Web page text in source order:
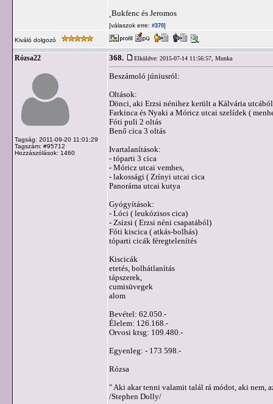
˛Bukfenc és Jeromos
[válaszok erre: #370]
Kiváló dolgozó
Rózsa22
Tagság: 2011-09-20 11:01:29
Tagszám: #95712
Hozzászólások: 1460
368. Elküldve: 2015-07-14 11:56:57, Munka
Beszámoló júniusról:
Oltások:
Dönci, aki Erzsi nénihez került a Kálvária utcából
Farkinca és Nyaki a Móricz utcai szelídek (
Fóti puli 2 oltás
Benő cica 3 oltás
Ivartalanítások:
- tóparti 3 cica
- Móricz utcai vemhes,
- lakossági ( Zrínyi utcai cica
Panoráma utcai kutya
Gyógyítások:
- Lóci ( leukózisos cica)
- Zsizsi ( Erzsi néni csapatából)
Fóti kiscica ( atkás-bolhás)
tóparti cicák féregtelenítés
Kiscicák
etetés, bolhátlanítás
tápszerek,
cumisüvegek
alom
Bevétel: 62.050.-
Élelem: 126.168.-
Orvosi ktsg: 109.480.-
Egyenleg: - 173 598.-
Rózsa
" Aki akar tenni valamit talál rá módot, aki nem,
/Stephen Dolly/